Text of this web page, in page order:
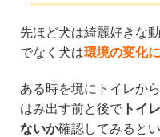
先ほど犬は綺麗好きな
でなく犬は環境の変化
ある時を境にトイレか
はみ出す前と後でトイ
ないか確認してみると